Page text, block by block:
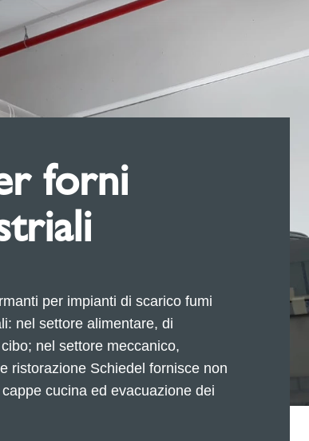
Svezia
forni
per impianti di scarico fumi
nel settore alimentare, di
nel settore meccanico,
ristorazione Schiedel fornisce non
cucina ed evacuazione dei